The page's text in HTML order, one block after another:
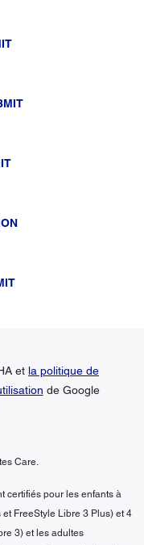
et la politique de
de Google
Care.
certifiés pour les enfants à
FreeStyle Libre 3 Plus) et 4
3) et les adultes